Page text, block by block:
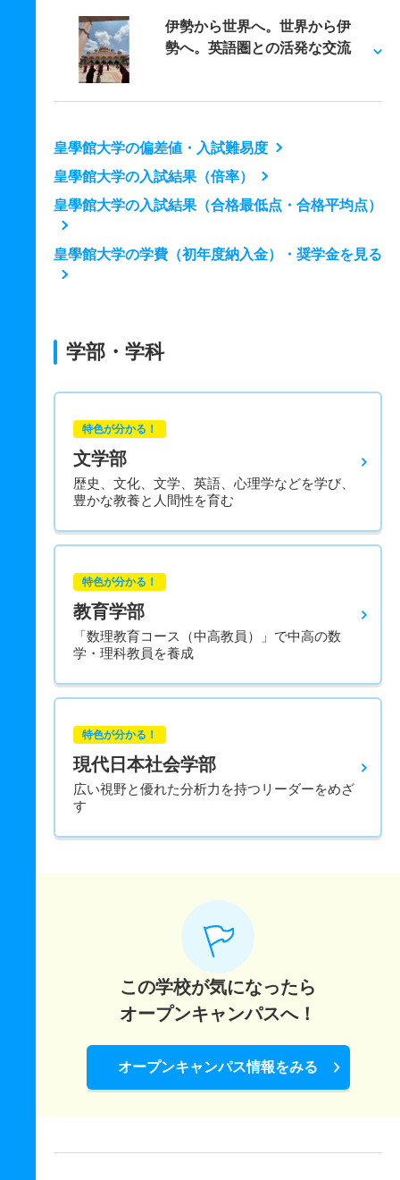
伊勢から世界へ。世界から伊
勢へ。英語圏との活発な交流
皇學館大学の偏差値・入試難易度
皇學館大学の入試結果（倍率）
皇學館大学の入試結果（合格最低点・合格平均点）
皇學館大学の学費（初年度納入金）・奨学金を見る
学部・学科
特色が分かる！
文学部
歴史、文化、文学、英語、心理学などを学び、
豊かな教養と人間性を育む
特色が分かる！
教育学部
「数理教育コース（中高教員）」で中高の数
学・理科教員を養成
特色が分かる！
現代日本社会学部
広い視野と優れた分析力を持つリーダーをめざ
す
この学校が気になったら
オープンキャンパスへ！
オープンキャンパス情報をみる